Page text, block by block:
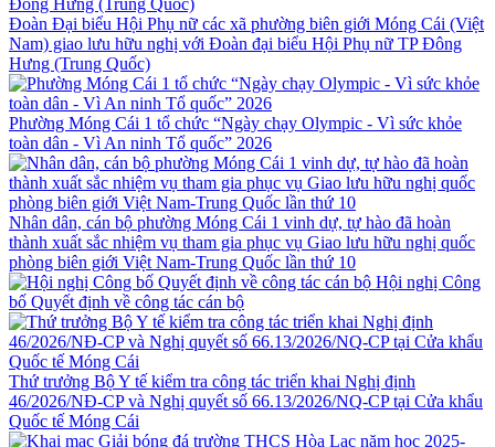
Đoàn Đại biểu Hội Phụ nữ các xã phường biên giới Móng Cái (Việt
Nam) giao lưu hữu nghị với Đoàn đại biểu Hội Phụ nữ TP Đông
Hưng (Trung Quốc)
Phường Móng Cái 1 tổ chức “Ngày chạy Olympic - Vì sức khỏe
toàn dân - Vì An ninh Tổ quốc” 2026
Nhân dân, cán bộ phường Móng Cái 1 vinh dự, tự hào đã hoàn
thành xuất sắc nhiệm vụ tham gia phục vụ Giao lưu hữu nghị quốc
phòng biên giới Việt Nam-Trung Quốc lần thứ 10
Hội nghị Công
bố Quyết định về công tác cán bộ
Thứ trưởng Bộ Y tế kiểm tra công tác triển khai Nghị định
46/2026/NĐ-CP và Nghị quyết số 66.13/2026/NQ-CP tại Cửa khẩu
Quốc tế Móng Cái